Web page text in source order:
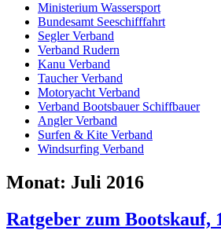
Ministerium Wassersport
Bundesamt Seeschifffahrt
Segler Verband
Verband Rudern
Kanu Verband
Taucher Verband
Motoryacht Verband
Verband Bootsbauer Schiffbauer
Angler Verband
Surfen & Kite Verband
Windsurfing Verband
Monat: Juli 2016
Ratgeber zum Bootskauf,